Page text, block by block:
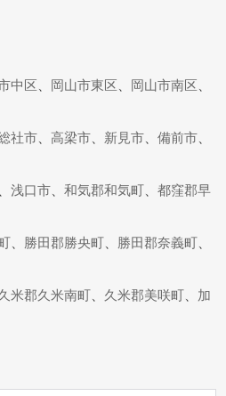
中区 岡山市東区 岡山市南区
社市 、高梁市 新見市 、備前市
、浅口市 、和気郡和気町 、都窪郡早
勝田郡勝央町 勝田郡奈義町
米郡久米南町 久米郡美咲町
加